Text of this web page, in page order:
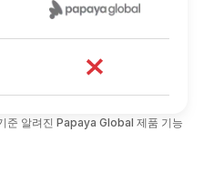
준 알려진 Papaya Global 제품 기능